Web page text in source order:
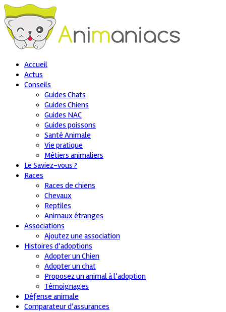
Accueil
Actus
Conseils
Guides Chats
Guides Chiens
Guides NAC
Guides poissons
Santé Animale
Vie pratique
Métiers animaliers
Le Saviez-vous ?
Races
Races de chiens
Chevaux
Reptiles
Animaux étranges
Associations
Ajoutez une association
Histoires d’adoptions
Adopter un Chien
Adopter un chat
Proposez un animal à l’adoption
Témoignages
Défense animale
Comparateur d’assurances